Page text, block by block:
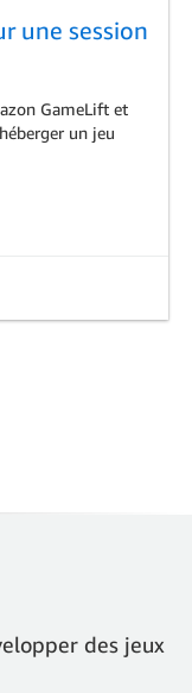
une session
GameLift et
un jeu
des jeux